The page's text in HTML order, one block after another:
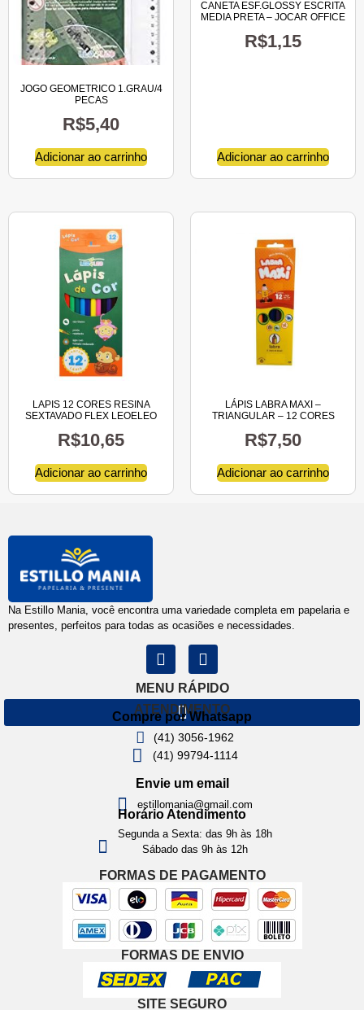
JOGO GEOMETRICO 1.GRAU/4
PECAS
R$5,40
Adicionar ao carrinho
CANETA ESF.GLOSSY ESCRITA
MEDIA PRETA – JOCAR OFFICE
R$1,15
Adicionar ao carrinho
LAPIS 12 CORES RESINA
SEXTAVADO FLEX LEOELEO
R$10,65
Adicionar ao carrinho
LÁPIS LABRA MAXI –
TRIANGULAR – 12 CORES
R$7,50
Adicionar ao carrinho
Na Estillo Mania, você encontra uma variedade completa em papelaria e
presentes, perfeitos para todas as ocasiões e necessidades.
MENU RÁPIDO
ATENDIMENTO
Compre por Whatsapp
(41) 3056-1962
(41) 99794-1114
Envie um email
estillomania@gmail.com
Horário Atendimento
Segunda a Sexta: das 9h às 18h
Sábado das 9h às 12h
FORMAS DE PAGAMENTO
FORMAS DE ENVIO
SITE SEGURO